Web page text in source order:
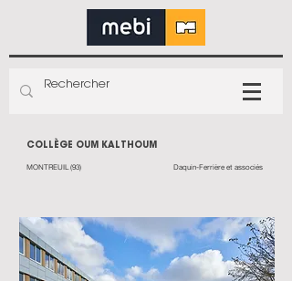
COLLÈGE OUM KALTHOUM
MONTREUIL (93) Daquin-Ferrière et associés